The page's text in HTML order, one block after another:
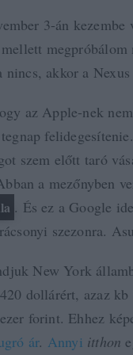
3-án kezembe
megpróbálom
akkor a
az Apple-nek
szem előtt taró
a mezőnyben
. És ez a Google
szezonra.
New York
dollárért, azaz
forint. Ehhez
ár. Annyi itthon